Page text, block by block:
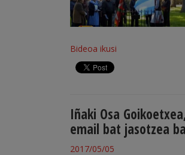
Bideoa ikusi
Iñaki Osa
email bat jasotzea
2017/05/05